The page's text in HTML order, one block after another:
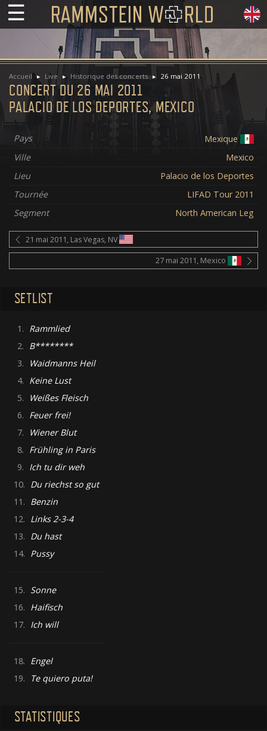
☰
Accueil Live Historique des concerts 26 mai 2011
CONCERT DU 26 MAI 2011
PALACIO DE LOS DEPORTES, MEXICO
Pays
Mexique
Ville
Mexico
Lieu
Palacio de los Deportes
Tournée
LIFAD Tour 2011
Segment
North American Leg
21 mai 2011, Las Vegas, NV
27 mai 2011, Mexico
SETLIST
1. Rammlied
2. B********
3.
Waidmanns Heil
4. Keine Lust
5.
Weißes Fleisch
6. Feuer frei!
7.
Wiener Blut
8. Frühling in Paris
9. Ich tu dir weh
10. Du riechst so gut
11. Benzin
12. Links 2-3-4
13. Du hast
14. Pussy
15. Sonne
16. Haifisch
17. Ich will
18. Engel
19.
Te quiero puta!
STATISTIQUES